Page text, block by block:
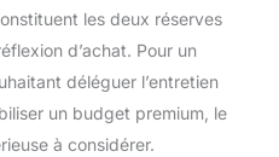
les deux réserves
d’achat. Pour un
déléguer l’entretien
un budget premium, le
à considérer.